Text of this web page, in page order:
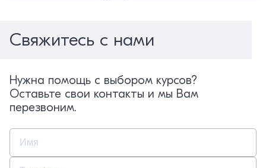
Свяжитесь с нами
Нужна помощь с выбором курсов?
Оставьте свои контакты и мы Вам
перезвоним.